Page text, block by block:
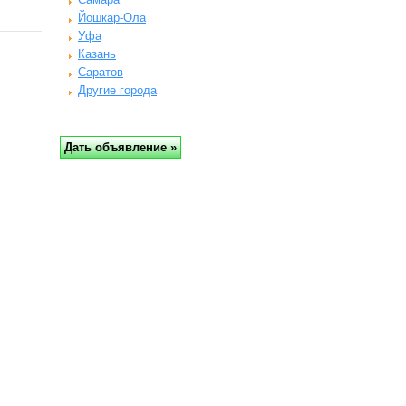
Йошкар-Ола
Уфа
Казань
Саратов
Другие города